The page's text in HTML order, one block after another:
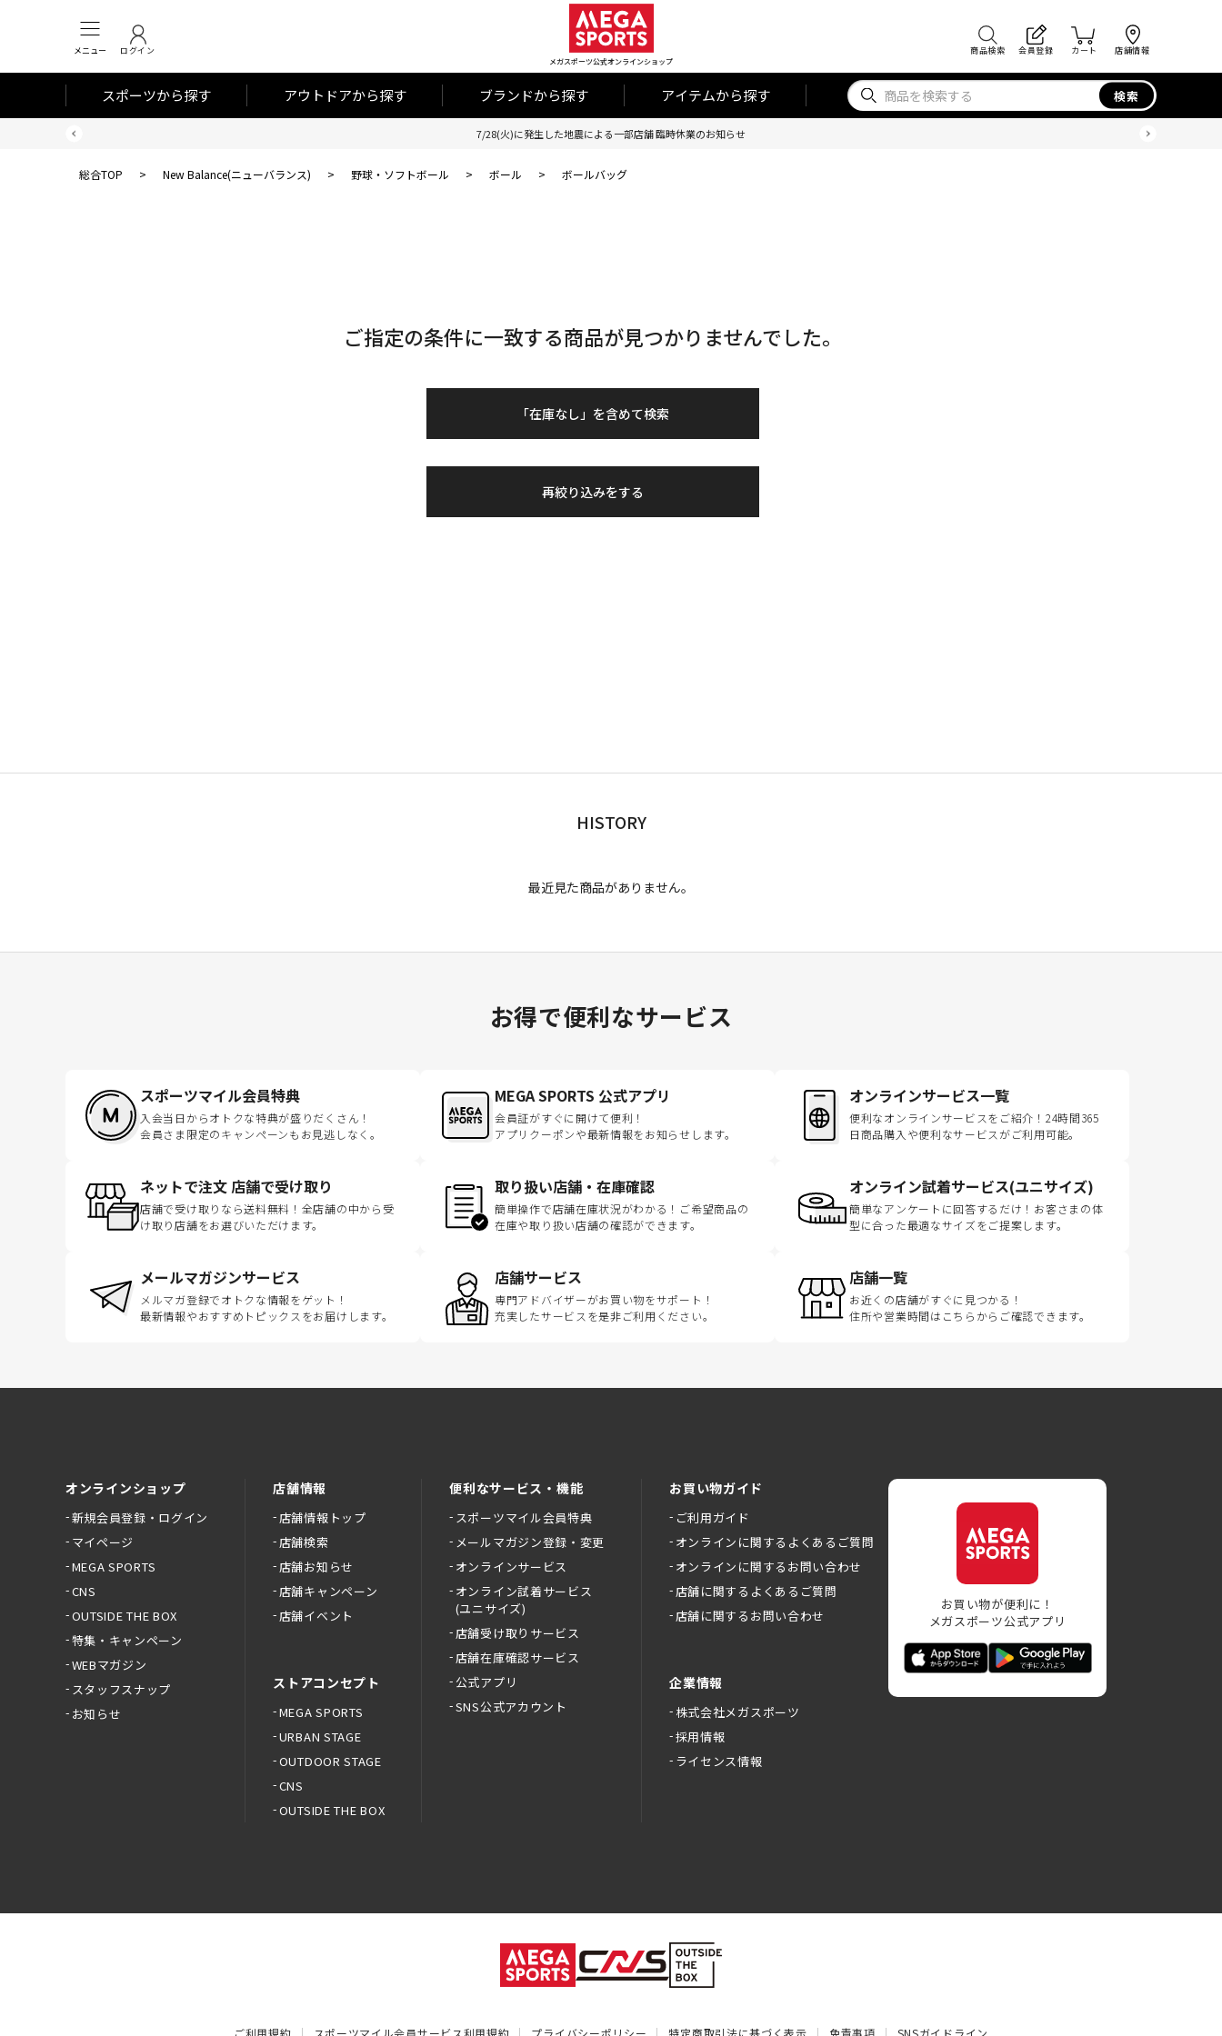
メニュー ログイン
メガスポーツ公式オンラインショップ
商品検索 会員登録 カート 店舗情報
スポーツから探す アウトドアから探す ブランドから探す アイテムから探す 検索
7/28(火)に発生した地震による一部店舗 臨時休業のお知らせ
総合TOP > New Balance(ニューバランス) > 野球・ソフトボール > ボール > ボールバッグ
ご指定の条件に一致する商品が見つかりませんでした。
「在庫なし」を含めて検索
再絞り込みをする
HISTORY
最近見た商品がありません。
お得で便利なサービス
スポーツマイル会員特典
入会当日からオトクな特典が盛りだくさん！
会員さま限定のキャンペーンもお見逃しなく。
MEGA SPORTS 公式アプリ
会員証がすぐに開けて便利！
アプリクーポンや最新情報をお知らせします。
オンラインサービス一覧
便利なオンラインサービスをご紹介！24時間365
日商品購入や便利なサービスがご利用可能。
ネットで注文 店舗で受け取り
店舗で受け取りなら送料無料！全店舗の中から受
け取り店舗をお選びいただけます。
取り扱い店舗・在庫確認
簡単操作で店舗在庫状況がわかる！ご希望商品の
在庫や取り扱い店舗の確認ができます。
オンライン試着サービス(ユニサイズ)
簡単なアンケートに回答するだけ！お客さまの体
型に合った最適なサイズをご提案します。
メールマガジンサービス
メルマガ登録でオトクな情報をゲット！
最新情報やおすすめトピックスをお届けします。
店舗サービス
専門アドバイザーがお買い物をサポート！
充実したサービスを是非ご利用ください。
店舗一覧
お近くの店舗がすぐに見つかる！
住所や営業時間はこちらからご確認できます。
オンラインショップ
新規会員登録・ログイン
マイページ
MEGA SPORTS
CNS
OUTSIDE THE BOX
特集・キャンペーン
WEBマガジン
スタッフスナップ
お知らせ
店舗情報
店舗情報トップ
店舗検索
店舗お知らせ
店舗キャンペーン
店舗イベント
ストアコンセプト
MEGA SPORTS
URBAN STAGE
OUTDOOR STAGE
CNS
OUTSIDE THE BOX
便利なサービス・機能
スポーツマイル会員特典
メールマガジン登録・変更
オンラインサービス
オンライン試着サービス
(ユニサイズ)
店舗受け取りサービス
店舗在庫確認サービス
公式アプリ
SNS公式アカウント
お買い物ガイド
ご利用ガイド
オンラインに関するよくあるご質問
オンラインに関するお問い合わせ
店舗に関するよくあるご質問
店舗に関するお問い合わせ
企業情報
株式会社メガスポーツ
採用情報
ライセンス情報
お買い物が便利に！
メガスポーツ公式アプリ
ご利用規約 スポーツマイル会員サービス利用規約 プライバシーポリシー 特定商取引法に基づく表示 免責事項 SNSガイドライン